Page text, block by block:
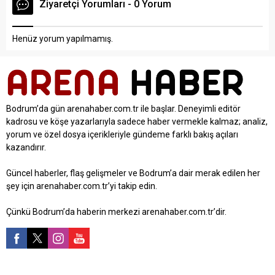
Ziyaretçi Yorumları - 0 Yorum
Henüz yorum yapılmamış.
Bodrum’da gün arenahaber.com.tr ile başlar. Deneyimli editör
kadrosu ve köşe yazarlarıyla sadece haber vermekle kalmaz; analiz,
yorum ve özel dosya içerikleriyle gündeme farklı bakış açıları
kazandırır.
Güncel haberler, flaş gelişmeler ve Bodrum’a dair merak edilen her
şey için arenahaber.com.tr’yi takip edin.
Çünkü Bodrum’da haberin merkezi arenahaber.com.tr’dir.